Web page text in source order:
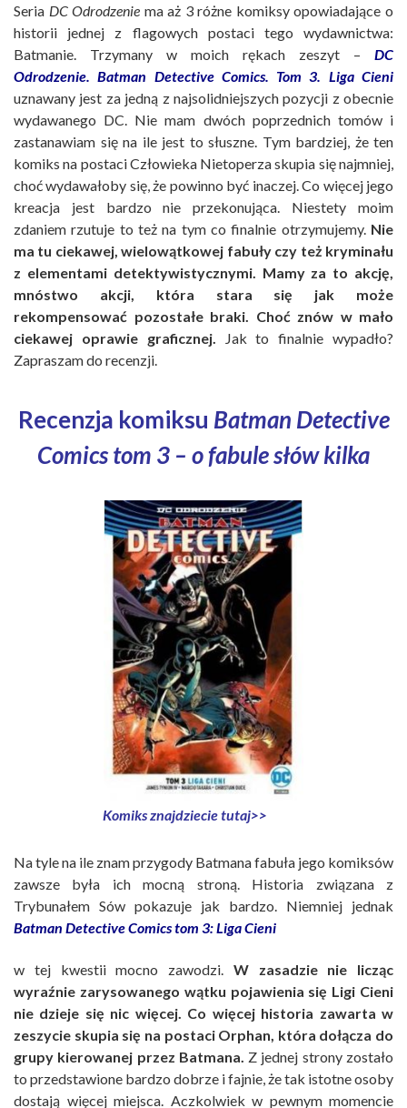
Seria DC Odrodzenie ma aż 3 różne komiksy opowiadające o
historii jednej z flagowych postaci tego wydawnictwa:
Batmanie. Trzymany w moich rękach zeszyt – DC
Odrodzenie. Batman Detective Comics. Tom 3. Liga Cieni
uznawany jest za jedną z najsolidniejszych pozycji z obecnie
wydawanego DC. Nie mam dwóch poprzednich tomów i
zastanawiam się na ile jest to słuszne. Tym bardziej, że ten
komiks na postaci Człowieka Nietoperza skupia się najmniej,
choć wydawałoby się, że powinno być inaczej. Co więcej jego
kreacja jest bardzo nie przekonująca. Niestety moim
zdaniem rzutuje to też na tym co finalnie otrzymujemy. Nie
ma tu ciekawej, wielowątkowej fabuły czy też kryminału
z elementami detektywistycznymi. Mamy za to akcję,
mnóstwo akcji, która stara się jak może
rekompensować pozostałe braki. Choć znów w mało
ciekawej oprawie graficznej. Jak to finalnie wypadło?
Zapraszam do recenzji.
Recenzja komiksu Batman Detective
Comics tom 3 – o fabule słów kilka
Komiks znajdziecie tutaj>>
Na tyle na ile znam przygody Batmana fabuła jego komiksów
zawsze była ich mocną stroną. Historia związana z
Trybunałem Sów pokazuje jak bardzo. Niemniej jednak
Batman Detective Comics tom 3: Liga Cieni
w tej kwestii mocno zawodzi. W zasadzie nie licząc
wyraźnie zarysowanego wątku pojawienia się Ligi Cieni
nie dzieje się nic więcej. Co więcej historia zawarta w
zeszycie skupia się na postaci Orphan, która dołącza do
grupy kierowanej przez Batmana. Z jednej strony zostało
to przedstawione bardzo dobrze i fajnie, że tak istotne osoby
dostają więcej miejsca. Aczkolwiek w pewnym momencie